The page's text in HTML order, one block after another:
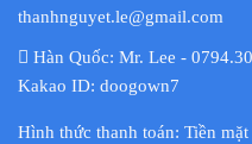
thanhnguyet.le@gmail.com
Hàn Quốc: Mr. Lee -
Kakao ID: doogown7
Hình thức thanh toán: Tiền